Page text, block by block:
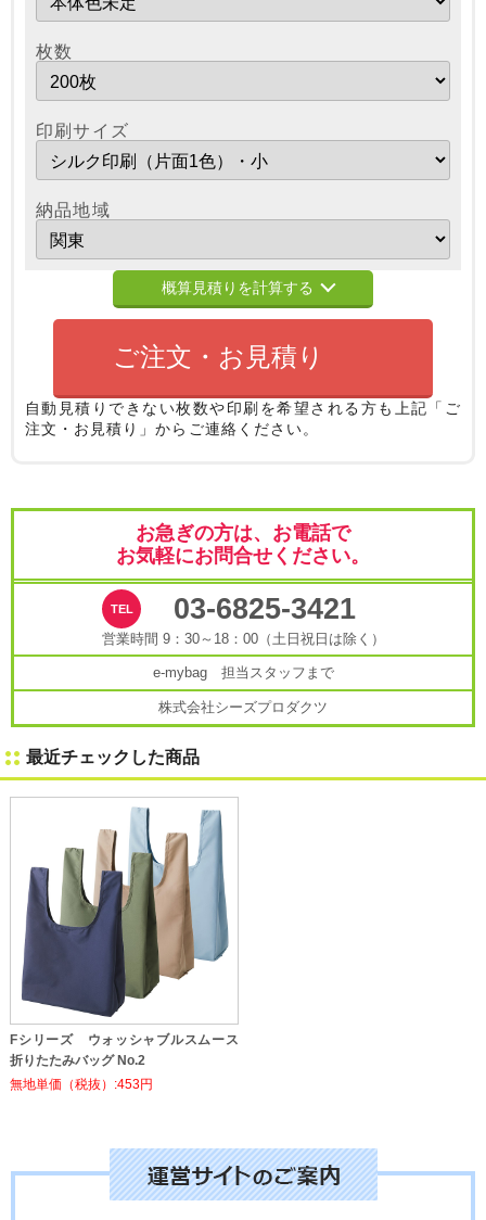
枚数
印刷サイズ
納品地域
概算見積りを計算する
ご注文・お見積り
自動見積りできない枚数や印刷を希望される方も
上記「ご
注文・お見積り」からご連絡ください。
お急ぎの方は、お電話で
お気軽にお問合せください。
03-6825-3421
営業時間 9：30～18：00（土日祝日は除く）
e-mybag 担当スタッフまで
株式会社シーズプロダクツ
最近チェックした商品
Fシリーズ ウォッシャブルスムース
折りたたみバッグ No.2
無地単価（税抜）:453円